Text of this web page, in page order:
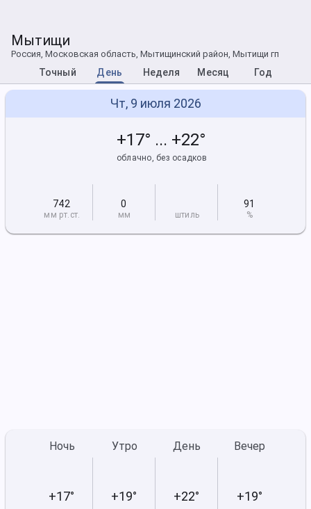
Мытищи
Россия, Московская область, Мытищинский район, Мытищи гп
Точный День Неделя Месяц Год
Чт, 9 июля 2026
+17° ... +22°
облачно, без осадков
742
мм рт.ст.
0
мм штиль
91
%
Ночь
+17°
Утро
+19°
День
+22°
Вечер
+19°